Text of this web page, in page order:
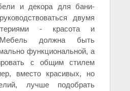
и декора для бани-
двумя
- красота и
Мебель должна быть
функциональной, а
с общим стилем
вместо красивых, но
лучше подобрать